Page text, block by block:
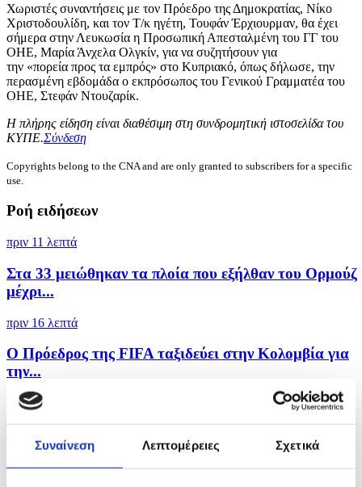
Συναίνεση Λεπτομέρειες Σχετικά
Χωριστές συναντήσεις με τον Πρόεδρο της Δημοκρατίας, Νίκο
Χριστοδουλίδη, και τον Τ/κ ηγέτη, Τουφάν Έρχιουρμαν, θα έχει
σήμερα στην Λευκωσία η Προσωπική Απεσταλμένη του ΓΓ του
ΟΗΕ, Μαρία Άνχελα Ολγκίν, για να συζητήσουν για
την «πορεία προς τα εμπρός» στο Κυπριακό, όπως δήλωσε, την
περασμένη εβδομάδα ο εκπρόσωπος του Γενικού Γραμματέα του
ΟΗΕ, Στεφάν Ντουζαρίκ.
Η πλήρης είδηση είναι διαθέσιμη στη συνδρομητική ιστοσελίδα του
ΚΥΠΕ.Σύνδεση
Copyrights belong to the CNA and are only granted to subscribers for a specific
use.
Ροή ειδήσεων
πριν 11 λεπτά
Στα 33 μειώθηκαν τα πλοία που εξήλθαν του Ορμούζ
μέχρι...
πριν 16 λεπτά
Ο Πρόεδρος της FIFA ταξιδεύει στην Κολομβία για
την...
πριν 21 λεπτά
πριν 24 λεπτά